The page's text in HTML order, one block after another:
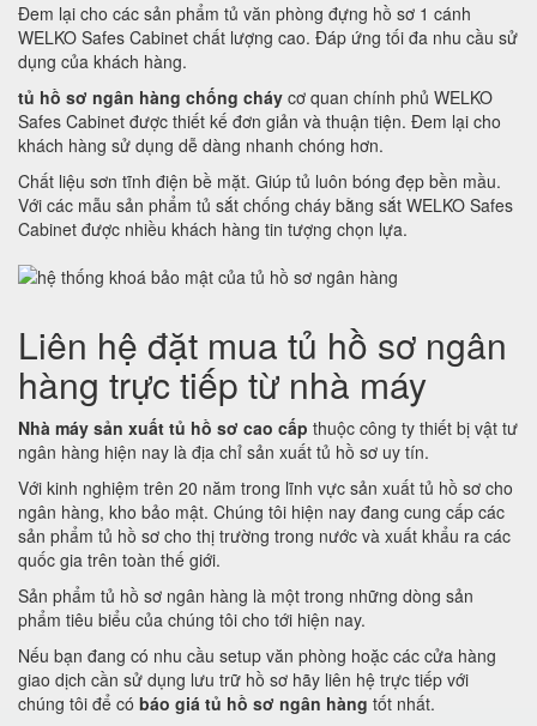
Đem lại cho các sản phẩm tủ văn phòng đựng hồ sơ 1 cánh
WELKO Safes Cabinet chất lượng cao. Đáp ứng tối đa nhu cầu sử
dụng của khách hàng.
tủ hồ sơ ngân hàng chống cháy cơ quan chính phủ WELKO
Safes Cabinet được thiết kế đơn giản và thuận tiện. Đem lại cho
khách hàng sử dụng dễ dàng nhanh chóng hơn.
Chất liệu sơn tĩnh điện bề mặt. Giúp tủ luôn bóng đẹp bền mầu.
Với các mẫu sản phẩm tủ sắt chống cháy bằng sắt WELKO Safes
Cabinet được nhiều khách hàng tin tượng chọn lựa.
Liên hệ đặt mua tủ hồ sơ ngân
hàng trực tiếp từ nhà máy
Nhà máy sản xuất tủ hồ sơ cao cấp thuộc công ty thiết bị vật tư
ngân hàng hiện nay là địa chỉ sản xuất tủ hồ sơ uy tín.
Với kinh nghiệm trên 20 năm trong lĩnh vực sản xuất tủ hồ sơ cho
ngân hàng, kho bảo mật. Chúng tôi hiện nay đang cung cấp các
sản phẩm tủ hồ sơ cho thị trường trong nước và xuất khẩu ra các
quốc gia trên toàn thế giới.
Sản phẩm tủ hồ sơ ngân hàng là một trong những dòng sản
phẩm tiêu biểu của chúng tôi cho tới hiện nay.
Nếu bạn đang có nhu cầu setup văn phòng hoặc các cửa hàng
giao dịch cần sử dụng lưu trữ hồ sơ hãy liên hệ trực tiếp với
chúng tôi để có báo giá tủ hồ sơ ngân hàng tốt nhất.